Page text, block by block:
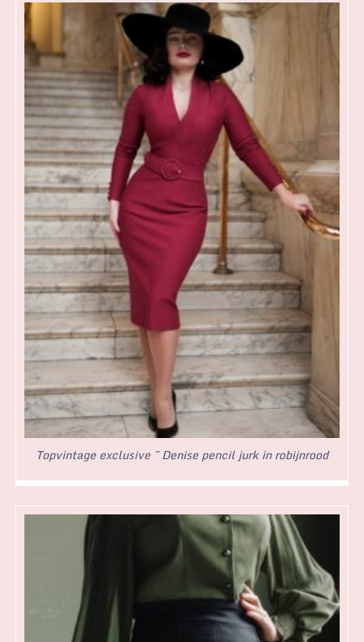
Topvintage exclusive ~ Denise pencil jurk in robijnrood